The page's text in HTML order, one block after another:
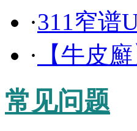
·311窄谱
· 【牛皮
常见问题